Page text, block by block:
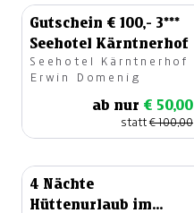
Gutschein € 100,- 3***
Seehotel Kärntnerhof
Seehotel Kärntnerhof
Erwin Domenig
ab nur € 50,00
statt€ 100,00
4 Nächte
Hüttenurlaub im